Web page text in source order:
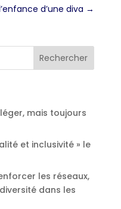
d’une diva →
mais toujours
et inclusivité » le
les réseaux,
dans les